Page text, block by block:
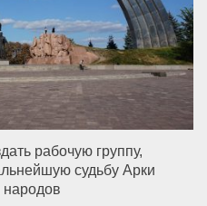
рабочую группу,
судьбу Арки